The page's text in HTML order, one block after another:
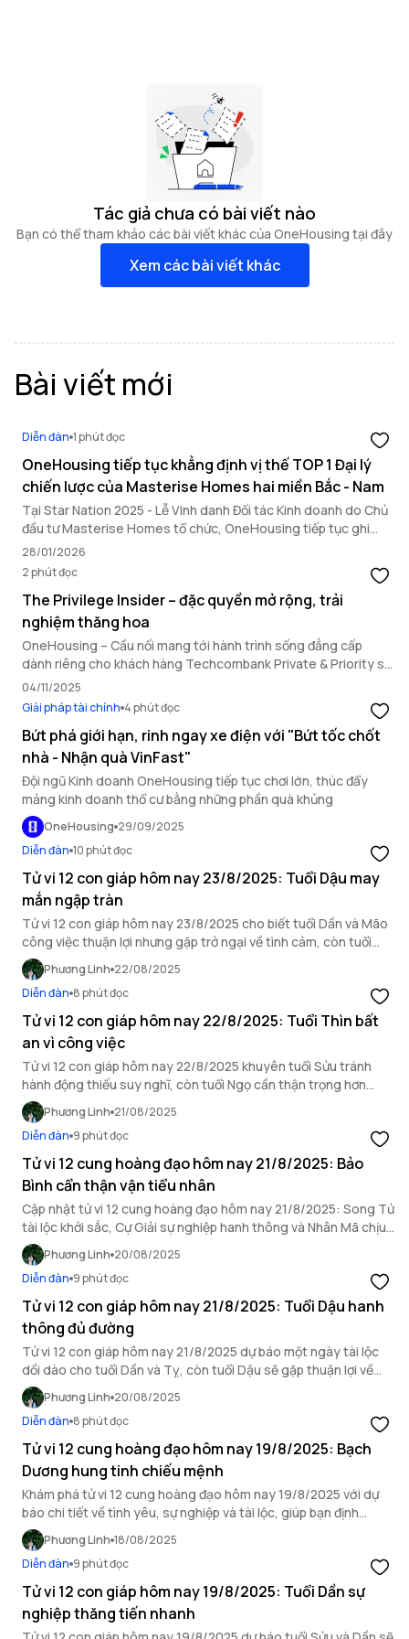
Tác giả chưa có bài viết nào
Bạn có thể tham khảo các bài viết khác của OneHousing tại đây
Xem các bài viết khác
Bài viết mới
Diễn đàn 1 phút đọc
OneHousing tiếp tục khẳng định vị thế TOP 1 Đại lý
chiến lược của Masterise Homes hai miền Bắc - Nam
Tại Star Nation 2025 - Lễ Vinh danh Đối tác Kinh doanh do Chủ
đầu tư Masterise Homes tổ chức, OneHousing tiếp tục ghi
dấu ấn nổi bật với loạt thành tích quan trọng, khẳng định năng
lực triển khai toàn diện và vai trò đối tác chiến lược hàng đầu.
28/01/2026
2 phút đọc
The Privilege Insider – đặc quyền mở rộng, trải
nghiệm thăng hoa
OneHousing – Cầu nối mang tới hành trình sống đẳng cấp
dành riêng cho khách hàng Techcombank Private & Priority sở
hữu bất động sản Masterise Homes.
04/11/2025
Giải pháp tài chính 4 phút đọc
Bứt phá giới hạn, rinh ngay xe điện với "Bứt tốc chốt
nhà - Nhận quà VinFast"
Đội ngũ Kinh doanh OneHousing tiếp tục chơi lớn, thúc đẩy
mảng kinh doanh thổ cư bằng những phần quà khủng
OneHousing 29/09/2025
Diễn đàn 10 phút đọc
Tử vi 12 con giáp hôm nay 23/8/2025: Tuổi Dậu may
mắn ngập tràn
Tử vi 12 con giáp hôm nay 23/8/2025 cho biết tuổi Dần và Mão
công việc thuận lợi nhưng gặp trở ngại về tình cảm, còn tuổi
Dậu may mắn ngập tràn.
Phương Linh 22/08/2025
Diễn đàn 8 phút đọc
Tử vi 12 con giáp hôm nay 22/8/2025: Tuổi Thìn bất
an vì công việc
Tử vi 12 con giáp hôm nay 22/8/2025 khuyên tuổi Sửu tránh
hành động thiếu suy nghĩ, còn tuổi Ngọ cần thận trọng hơn
trong mối quan hệ xã giao.
Phương Linh 21/08/2025
Diễn đàn 9 phút đọc
Tử vi 12 cung hoàng đạo hôm nay 21/8/2025: Bảo
Bình cẩn thận vận tiểu nhân
Cập nhật tử vi 12 cung hoàng đạo hôm nay 21/8/2025: Song Tử
tài lộc khởi sắc, Cự Giải sự nghiệp hanh thông và Nhân Mã chịu
ảnh hưởng bởi hung vận.
Phương Linh 20/08/2025
Diễn đàn 9 phút đọc
Tử vi 12 con giáp hôm nay 21/8/2025: Tuổi Dậu hanh
thông đủ đường
Tử vi 12 con giáp hôm nay 21/8/2025 dự báo một ngày tài lộc
dồi dào cho tuổi Dần và Tỵ, còn tuổi Dậu sẽ gặp thuận lợi về
mọi mặt.
Phương Linh 20/08/2025
Diễn đàn 8 phút đọc
Tử vi 12 cung hoàng đạo hôm nay 19/8/2025: Bạch
Dương hung tinh chiếu mệnh
Khám phá tử vi 12 cung hoàng đạo hôm nay 19/8/2025 với dự
báo chi tiết về tình yêu, sự nghiệp và tài lộc, giúp bạn định
hướng ngày mới.
Phương Linh 18/08/2025
Diễn đàn 9 phút đọc
Tử vi 12 con giáp hôm nay 19/8/2025: Tuổi Dần sự
nghiệp thăng tiến nhanh